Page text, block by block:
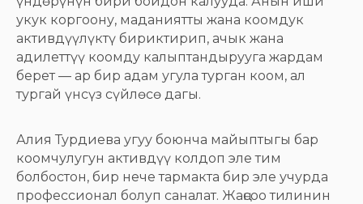
укук коргоону, маданиятты жана коомдук
активдүүлүктү бириктирип, ачык жана
адилеттүү коомду калыптандырууга жардам
берет — ар бир адам угула турган коом, ал
тургай үнсүз сүйлөсө дагы.
Алия Турдиева угуу боюнча майыптыгы бар
коомчулугун активдүү колдоп эле тим
болбостон, бир нече тармакта бир эле учурда
профессионал болуп саналат. Жаңсоо тилинин